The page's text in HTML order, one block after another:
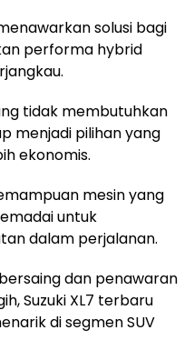
solusi bagi
performa hybrid
tidak membutuhkan
menjadi pilihan yang
ekonomis.
mesin yang
untuk
dalam perjalanan.
dan penawaran
Suzuki XL7 terbaru
di segmen SUV